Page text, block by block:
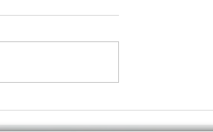
Roteiro para Celebração da
Palavra - 16º Domingo do